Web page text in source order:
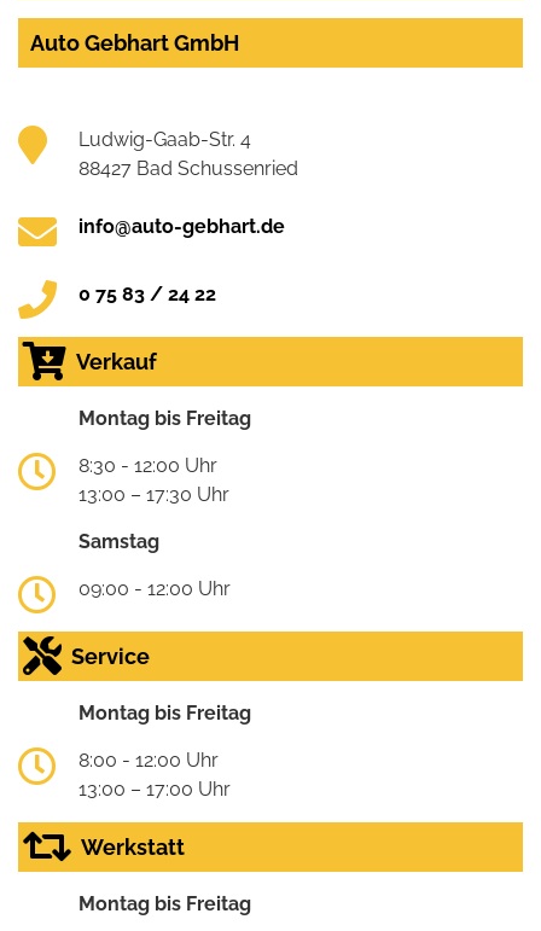
Auto Gebhart GmbH
Ludwig-Gaab-Str. 4
88427 Bad Schussenried
info@auto-gebhart.de
0 75 83 / 24 22
Verkauf
Montag bis Freitag
8:30 - 12:00 Uhr
13:00 – 17:30 Uhr
Samstag
09:00 - 12:00 Uhr
Service
Montag bis Freitag
8:00 - 12:00 Uhr
13:00 – 17:00 Uhr
Werkstatt
Montag bis Freitag